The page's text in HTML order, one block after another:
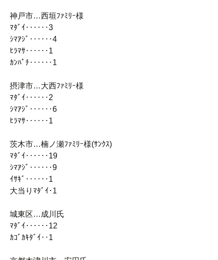
神戸市…西垣ﾌｧﾐﾘｰ様
ﾏﾀﾞｲ‥‥‥3
ｼﾏｱｼﾞ‥‥‥4
ﾋﾗﾏｻ‥‥‥1
ｶﾝﾊﾟﾁ‥‥‥1
摂津市…大西ﾌｧﾐﾘｰ様
ﾏﾀﾞｲ‥‥‥2
ｼﾏｱｼﾞ‥‥‥6
ﾋﾗﾏｻ‥‥‥1
茨木市…楠ノ瀬ﾌｧﾐﾘｰ様(ｻﾝｸｽ)
ﾏﾀﾞｲ‥‥‥19
ｼﾏｱｼﾞ‥‥‥9
ｲｻｷﾞ‥‥‥1
大当りﾏﾀﾞｲ･1
城東区…成川氏
ﾏﾀﾞｲ‥‥‥12
ｶｺﾞｶｷﾀﾞｲ‥1